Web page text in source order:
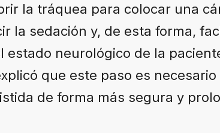
la tráquea para colocar una
la sedación y, de esta forma,
estado neurológico de la
que este paso es
de forma más segura y